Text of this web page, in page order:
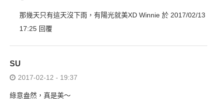
那幾天只有這天沒下雨，有陽光就美XD Winnie 於 2017/02/13
17:25 回覆
SU
2017-02-12 - 19:37
綠意盎然，真是美～